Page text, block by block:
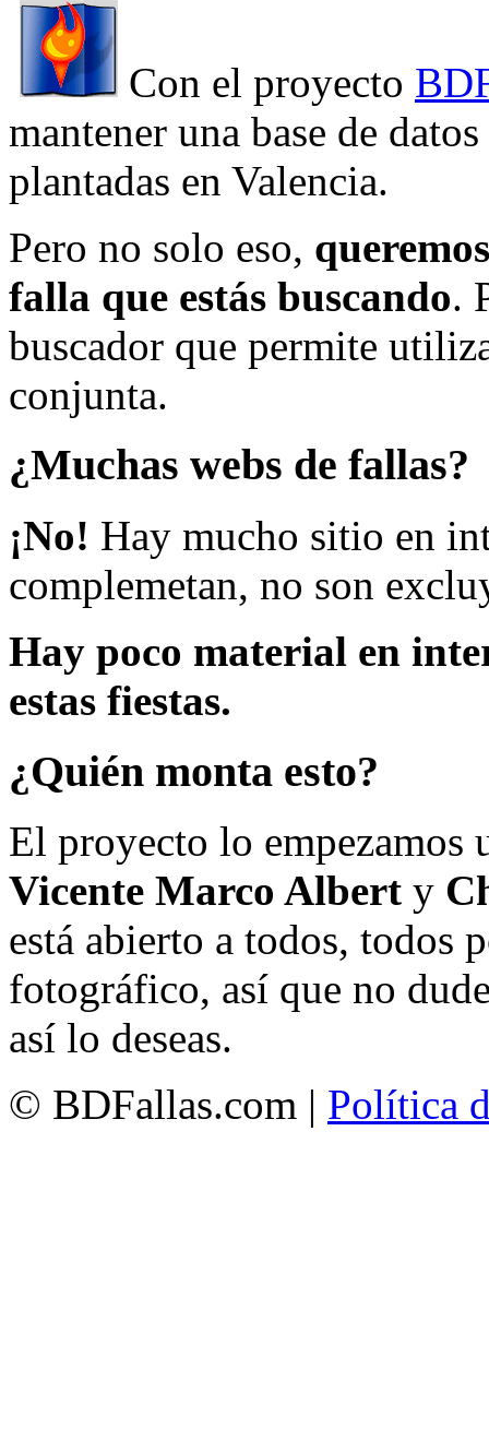
Con el proyecto
mantener una base de
plantadas en Valencia.
Pero no solo eso,
falla que estás buscando.
buscador que permite
conjunta.
¿Muchas webs de fallas?
¡No! Hay mucho sitio en
complemetan, no son
Hay poco material en
estas fiestas.
¿Quién monta esto?
El proyecto lo empezamos
Vicente Marco Albert y
está abierto a todos, todos
fotográfico, así que no
así lo deseas.
© BDFallas.com | Política